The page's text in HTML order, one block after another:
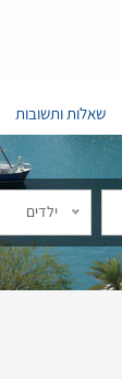
שאלות ותשובות
ילדים